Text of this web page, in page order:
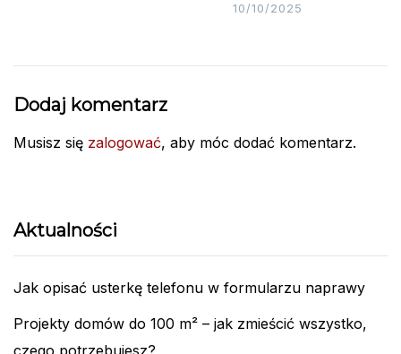
10/10/2025
Dodaj komentarz
Musisz się zalogować, aby móc dodać komentarz.
Aktualności
Jak opisać usterkę telefonu w formularzu naprawy
Projekty domów do 100 m² – jak zmieścić wszystko,